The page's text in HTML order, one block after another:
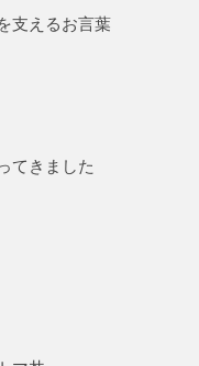
支えるお言葉
てきました